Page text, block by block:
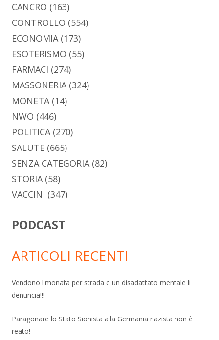
CANCRO (163)
CONTROLLO (554)
ECONOMIA(173)
ESOTERISMO (55)
FARMACI (274)
MASSONERIA(324)
MONETA(14)
NWO (446)
POLITICA(270)
SALUTE (665)
SENZA CATEGORIA(82)
STORIA(58)
VACCINI (347)
PODCAST
ARTICOLI RECENTI
Vendono limonata per strada e un disadattato mentale li
denuncia!!!
Paragonare lo Stato Sionista alla Germania nazista non è
reato!